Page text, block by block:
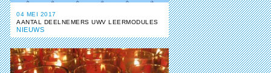
04 MEI 2017
AANTAL DEELNEMERS UWV LEERMODULES
NIEUWS